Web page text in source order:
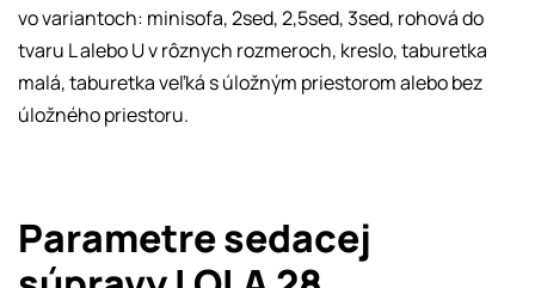
vo variantoch: minisofa, 2sed, 2,5sed, 3sed, rohová do
tvaru L alebo U v rôznych rozmeroch, kreslo, taburetka
malá, taburetka veľká s úložným priestorom alebo bez
úložného priestoru.
Parametre sedacej